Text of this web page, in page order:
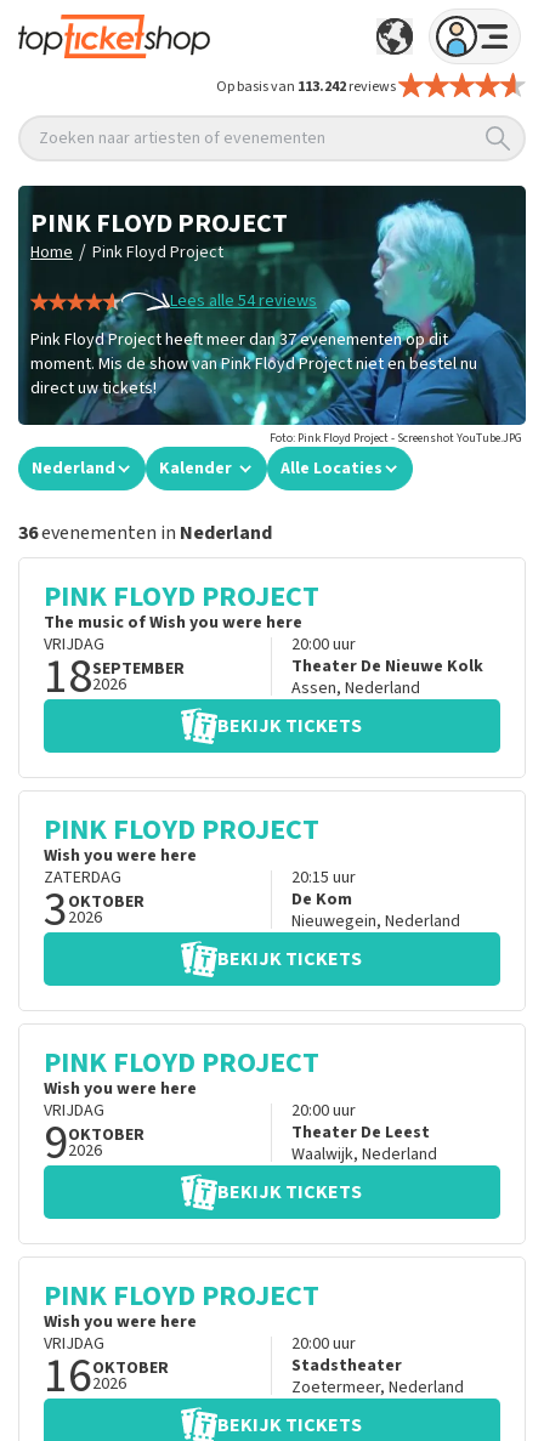
Op basis van 113.242reviews
Zoeken naar artiesten of evenementen
PINK FLOYD PROJECT
Home / Pink Floyd Project
Lees alle 54 reviews
Pink Floyd Project heeft meer dan 37 evenementen op dit
moment. Mis de show van Pink Floyd Project niet en bestel nu
direct uw tickets!
Foto: Pink Floyd Project - Screenshot YouTube.JPG
Nederland Kalender Alle Locaties
36evenementen in Nederland
PINK FLOYD PROJECT
The music of Wish you were here
VRIJDAG
18SEPTEMBER
2026
20:00uur
Theater De Nieuwe Kolk
Assen, Nederland
BEKIJK TICKETS
PINK FLOYD PROJECT
Wish you were here
ZATERDAG
3OKTOBER
2026
20:15 uur
De Kom
Nieuwegein, Nederland
BEKIJK TICKETS
PINK FLOYD PROJECT
Wish you were here
VRIJDAG
9OKTOBER
2026
20:00uur
Theater De Leest
Waalwijk, Nederland
BEKIJK TICKETS
PINK FLOYD PROJECT
Wish you were here
VRIJDAG
16OKTOBER
2026
20:00uur
Stadstheater
Zoetermeer, Nederland
BEKIJK TICKETS